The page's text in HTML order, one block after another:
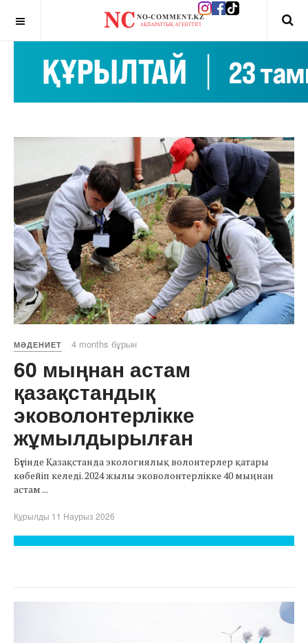
МӘДЕНИЕТ 4 months бұрын
60 мыңнан астам
қазақстандық
эковолонтерлікке
жұмылдырылған
Бүгінде Қазақстанда экологиялық волонтерлер қатары
көбейіп келеді. 2024 жылы эковолонтерлікке 40 мыңнан
астам ...
Құрылды 11 Наурыз 2026